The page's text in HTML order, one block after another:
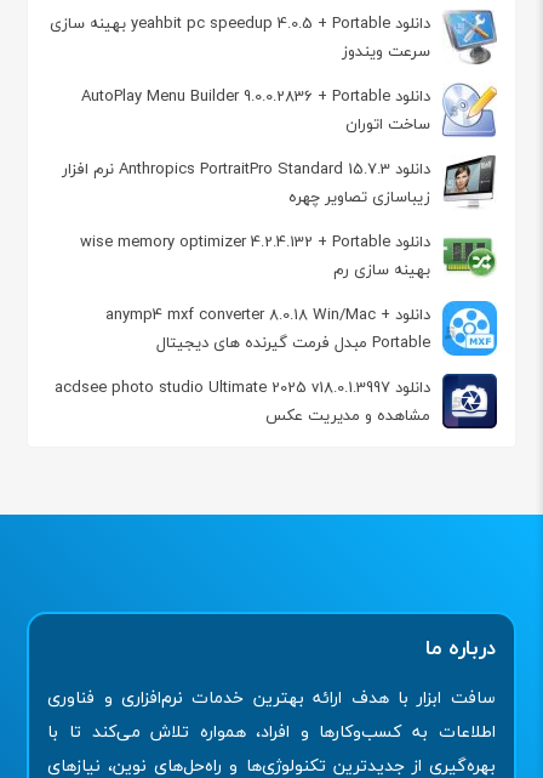
دانلود yeahbit pc speedup 4.0.5 + Portable بهینه سازی
سرعت ویندوز
دانلود AutoPlay Menu Builder 9.0.0.2836 + Portable
ساخت اتوران
دانلود Anthropics PortraitPro Standard 15.7.3 نرم افزار
زیباسازی تصاویر چهره
دانلود wise memory optimizer 4.2.4.132 + Portable
بهینه سازی رم
دانلود anymp4 mxf converter 8.0.18 Win/Mac +
Portable مبدل فرمت گیرنده های دیجیتال
دانلود acdsee photo studio Ultimate 2025 v18.0.1.3997
مشاهده و مدیریت عکس
درباره ما
سافت ابزار با هدف ارائه بهترین خدمات نرم‌افزاری و فناوری
اطلاعات به کسب‌وکارها و افراد، همواره تلاش می‌کند تا با
بهره‌گیری از جدیدترین تکنولوژی‌ها و راه‌حل‌های نوین، نیازهای